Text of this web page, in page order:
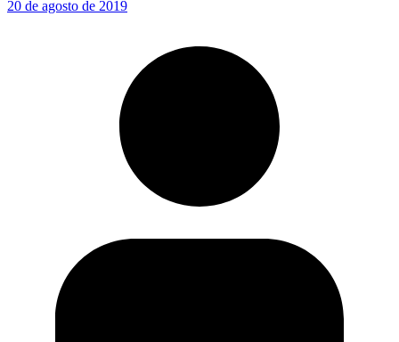
20 de agosto de 2019